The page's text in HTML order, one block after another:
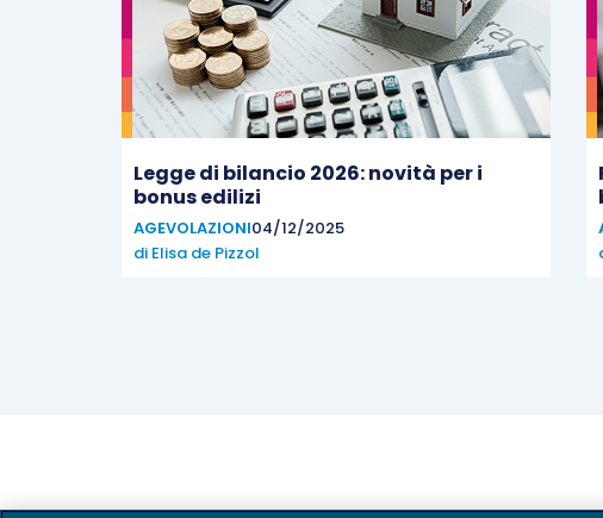
Legge di bilancio 2026: novità per i
bonus edilizi
AGEVOLAZIONI04/12/2025
di Elisa de Pizzol